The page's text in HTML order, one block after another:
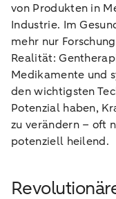
von Produkten in
Industrie. Im
mehr nur
Realität:
Medikamente und
den wichtigsten
Potenzial haben,
zu verändern – oft
potenziell heilend.